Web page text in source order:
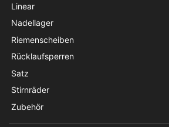
Linear
Nadellager
Riemenscheiben
Rücklaufsperren
Satz
Stirnräder
Zubehör